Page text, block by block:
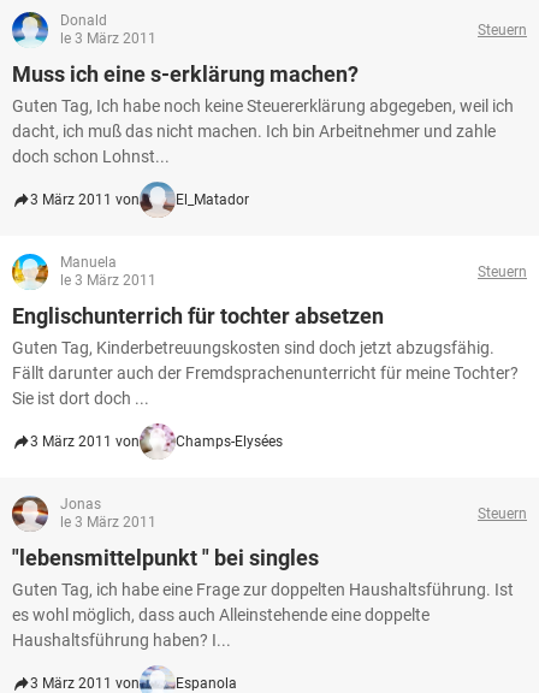
Donald
le 3 März 2011
Steuern
Muss ich eine s-erklärung machen?
Guten Tag, Ich habe noch keine Steuererklärung abgegeben, weil ich
dacht, ich muß das nicht machen. Ich bin Arbeitnehmer und zahle
doch schon Lohnst...
3 März 2011 von El_Matador
Manuela
le 3 März 2011
Steuern
Englischunterrich für tochter absetzen
Guten Tag, Kinderbetreuungskosten sind doch jetzt abzugsfähig.
Fällt darunter auch der Fremdsprachenunterricht für meine Tochter?
Sie ist dort doch ...
3 März 2011 von Champs-Elysées
Jonas
le 3 März 2011
Steuern
"lebensmittelpunkt " bei singles
Guten Tag, ich habe eine Frage zur doppelten Haushaltsführung. Ist
es wohl möglich, dass auch Alleinstehende eine doppelte
Haushaltsführung haben? I...
3 März 2011 von Espanola